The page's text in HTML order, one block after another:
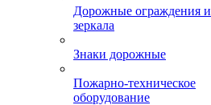
Дорожные ограждения и
зеркала
Знаки дорожные
Пожарно-техническое
оборудование